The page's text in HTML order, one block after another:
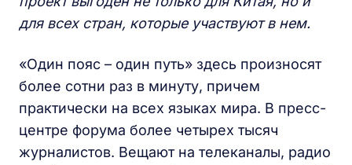
для всех стран, которые участвуют в нем.
«Один пояс – один путь» здесь произносят
более сотни раз в минуту, причем
практически на всех языках мира. В пресс-
центре форума более четырех тысяч
журналистов. Вещают на телеканалы, радио